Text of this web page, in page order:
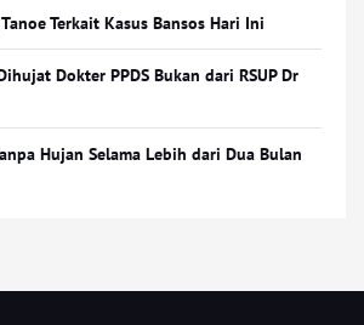
Terkait Kasus Bansos Hari Ini
Dokter PPDS Bukan dari RSUP Dr
Hujan Selama Lebih dari Dua Bulan